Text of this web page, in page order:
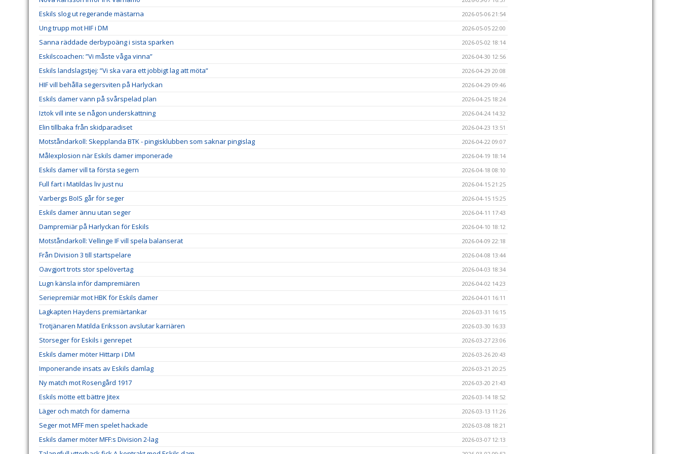
Eskils slog ut regerande mästarna 2026-05-06 21:54
Ung trupp mot HIF i DM 2026-05-05 22:00
Sanna räddade derbypoäng i sista sparken 2026-05-02 18:14
Eskilscoachen: ”Vi måste våga vinna” 2026-04-30 12:56
Eskils landslagstjej: ”Vi ska vara ett jobbigt lag att möta” 2026-04-29 20:08
HIF vill behålla segersviten på Harlyckan 2026-04-29 09:46
Eskils damer vann på svårspelad plan 2026-04-25 18:24
Iztok vill inte se någon underskattning 2026-04-24 14:32
Elin tillbaka från skidparadiset 2026-04-23 13:51
Motståndarkoll: Skepplanda BTK - pingisklubben som saknar pingislag 2026-04-22 09:07
Målexplosion när Eskils damer imponerade 2026-04-19 18:14
Eskils damer vill ta första segern 2026-04-18 08:10
Full fart i Matildas liv just nu 2026-04-15 21:25
Varbergs BoIS går för seger 2026-04-15 15:25
Eskils damer ännu utan seger 2026-04-11 17:43
Dampremiär på Harlyckan för Eskils 2026-04-10 18:12
Motståndarkoll: Vellinge IF vill spela balanserat 2026-04-09 22:18
Från Division 3 till startspelare 2026-04-08 13:44
Oavgjort trots stor spelövertag 2026-04-03 18:34
Lugn känsla inför dampremiären 2026-04-02 14:23
Seriepremiär mot HBK för Eskils damer 2026-04-01 16:11
Lagkapten Haydens premiärtankar 2026-03-31 16:15
Trotjänaren Matilda Eriksson avslutar karriären 2026-03-30 16:33
Storseger för Eskils i genrepet 2026-03-27 23:06
Eskils damer möter Hittarp i DM 2026-03-26 20:43
Imponerande insats av Eskils damlag 2026-03-21 20:25
Ny match mot Rosengård 1917 2026-03-20 21:43
Eskils mötte ett bättre Jitex 2026-03-14 18:52
Läger och match för damerna 2026-03-13 11:26
Seger mot MFF men spelet hackade 2026-03-08 18:21
Eskils damer möter MFF:s Division 2-lag 2026-03-07 12:13